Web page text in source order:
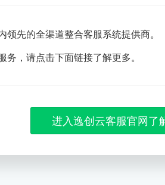
领先的全渠道整合客服系统提供商。
务，请点击下面链接了解更多。
进入逸创云客服官网了